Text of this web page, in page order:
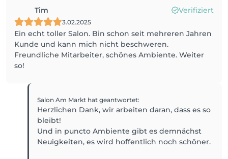
Tim Verifiziert
3.02.2025
Ein echt toller Salon. Bin schon seit mehreren Jahren
Kunde und kann mich nicht beschweren.
Freundliche Mitarbeiter, schönes Ambiente. Weiter
so!
Salon Am Markt hat geantwortet:
Herzlichen Dank, wir arbeiten daran, dass es so
bleibt!
Und in puncto Ambiente gibt es demnächst
Neuigkeiten, es wird hoffentlich noch schöner.